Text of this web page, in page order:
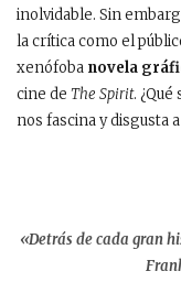
inolvidable. Sin
la crítica como el
xenófoba novela
cine de The Spirit.
nos fascina y disgusta
«Detrás de cada gran